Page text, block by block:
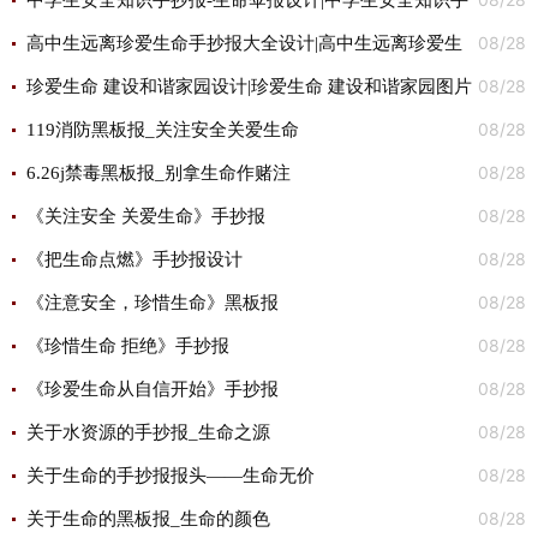
抄报-生命伞报图片 08/28
高中生远离珍爱生命手抄报大全设计|高中生远离珍爱生
命手抄报大全图片 08/28
珍爱生命 建设和谐家园设计|珍爱生命 建设和谐家园图片
08/28
119消防黑板报_关注安全关爱生命
08/28
6.26j禁毒黑板报_别拿生命作赌注
08/28
《关注安全 关爱生命》手抄报
08/28
《把生命点燃》手抄报设计
08/28
《注意安全，珍惜生命》黑板报
08/28
《珍惜生命 拒绝》手抄报
08/28
《珍爱生命从自信开始》手抄报
08/28
关于水资源的手抄报_生命之源
08/28
关于生命的手抄报报头——生命无价
08/28
关于生命的黑板报_生命的颜色